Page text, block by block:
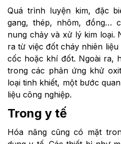
Quá trình luyện kim, đặc
gang, thép, nhôm, đồng…
nung chảy và xử lý kim loại.
ra từ việc đốt cháy nhiên
cốc hoặc khí đốt. Ngoài ra,
trong các phản ứng khử
loại tinh khiết, một bước
liệu công nghiệp.
Trong y tế
Hóa năng cũng có mặt